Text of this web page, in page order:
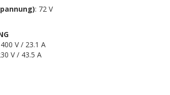
: 72 V
V / 23.1 A
V / 43.5 A